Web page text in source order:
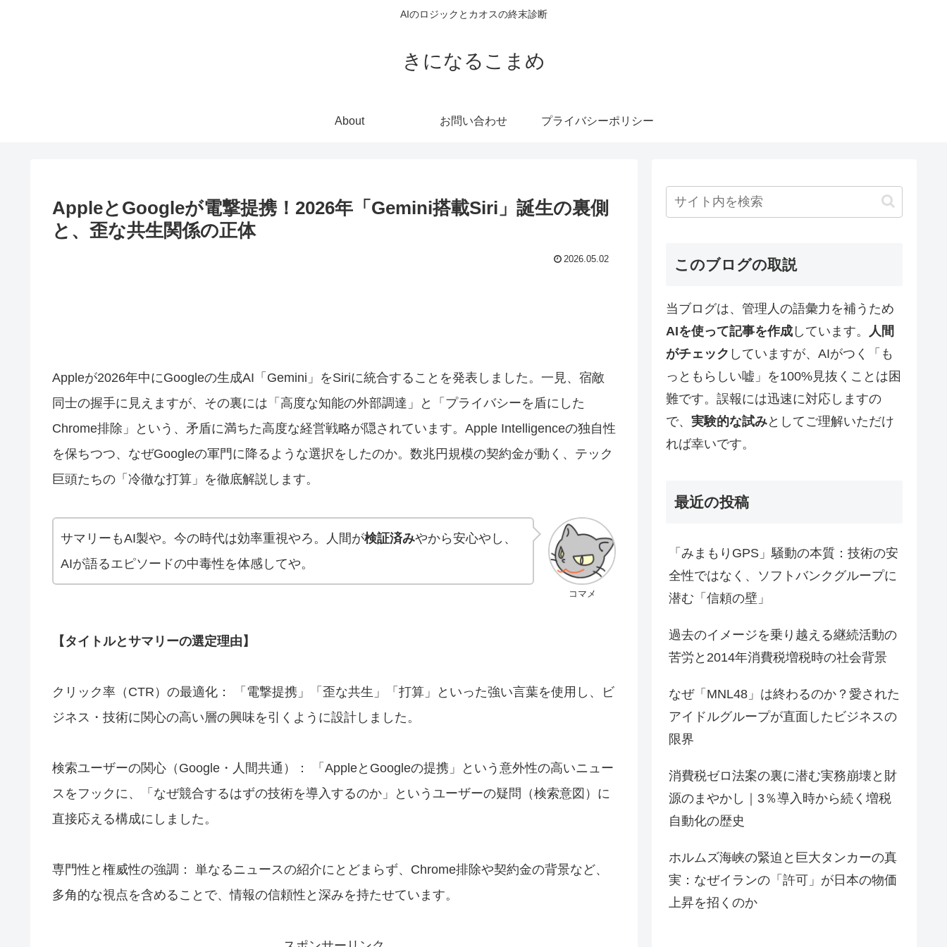
AIのロジックとカオスの終末診断
きになるこまめ
About お問い合わせ プライバシーポリシー
AppleとGoogleが電撃提携！2026年「Gemini搭載Siri」誕生の裏側
と、歪な共生関係の正体
2026.05.02
Appleが2026年中にGoogleの生成AI「Gemini」をSiriに統合することを発表しました。一見、宿敵
同士の握手に見えますが、その裏には「高度な知能の外部調達」と「プライバシーを盾にした
Chrome排除」という、矛盾に満ちた高度な経営戦略が隠されています。Apple Intelligenceの独自性
を保ちつつ、なぜGoogleの軍門に降るような選択をしたのか。数兆円規模の契約金が動く、テック
巨頭たちの「冷徹な打算」を徹底解説します。
コマメ
サマリーもAI製や。今の時代は効率重視やろ。人間が検証済みやから安心やし、
AIが語るエピソードの中毒性を体感してや。
【タイトルとサマリーの選定理由】
クリック率（CTR）の最適化： 「電撃提携」「歪な共生」「打算」といった強い言葉を使用し、ビ
ジネス・技術に関心の高い層の興味を引くように設計しました。
検索ユーザーの関心（Google・人間共通）： 「AppleとGoogleの提携」という意外性の高いニュー
スをフックに、「なぜ競合するはずの技術を導入するのか」というユーザーの疑問（検索意図）に
直接応える構成にしました。
専門性と権威性の強調： 単なるニュースの紹介にとどまらず、Chrome排除や契約金の背景など、
多角的な視点を含めることで、情報の信頼性と深みを持たせています。
このブログの取説
当ブログは、管理人の語彙力を補うため
AIを使って記事を作成 しています。
人間
がチェック していますが、AIがつく「も
っともらしい嘘」を100%見抜くことは困
難です。誤報には迅速に対応しますの
で、 実験的な試みとしてご理解いただけ
れば幸いです。
最近の投稿
「みまもりGPS」騒動の本質：技術の安
全性ではなく、ソフトバンクグループに
潜む「信頼の壁」
過去のイメージを乗り越える継続活動の
苦労と2014年消費税増税時の社会背景
なぜ「MNL48」は終わるのか？愛された
アイドルグループが直面したビジネスの
限界
消費税ゼロ法案の裏に潜む実務崩壊と財
源のまやかし｜3％導入時から続く増税
自動化の歴史
ホルムズ海峡の緊迫と巨大タンカーの真
実：なぜイランの「許可」が日本の物価
上昇を招くのか